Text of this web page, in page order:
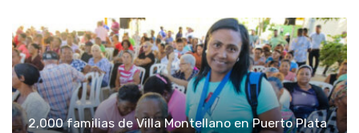
2,000 familias de Villa Montellano en Puerto Plata